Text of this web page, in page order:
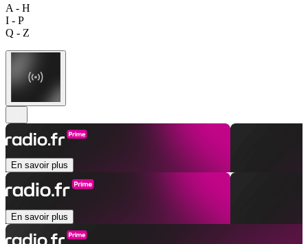
A - H
I - P
Q - Z
En savoir plus
En savoir plus